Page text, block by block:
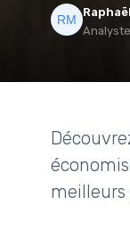
meilleurs